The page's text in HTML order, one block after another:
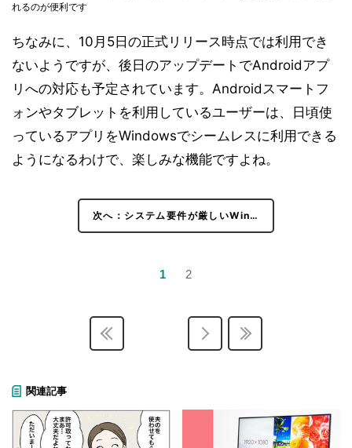
れるのが便利です
ちなみに、10月5日の正式リリース時点では利用でき
ないようですが、後日のアップデートでAndroidアプ
リへの対応も予定されています。Androidスマートフ
ォンやタブレットを利用しているユーザーは、日頃使
っているアプリをWindowsでシームレスに利用できる
ようになるわけで、楽しみな機能ですよね。
次へ：システム要件が厳しいWin…
1 2
関連記事